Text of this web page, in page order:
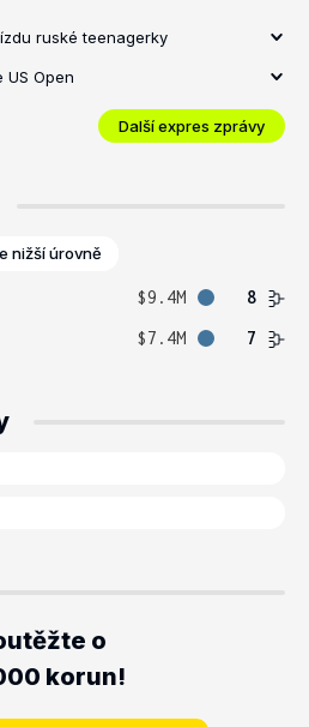
ruské teenagerky
US Open
Další expres zprávy
nižší úrovně
$9.4M
8
$7.4M 7
o
korun!